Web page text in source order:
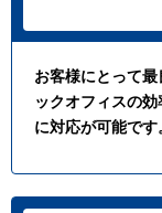
お客様にとって
ックオフィスの
に対応が可能です